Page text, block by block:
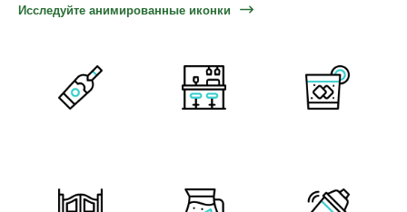
Исследуйте анимированные иконки